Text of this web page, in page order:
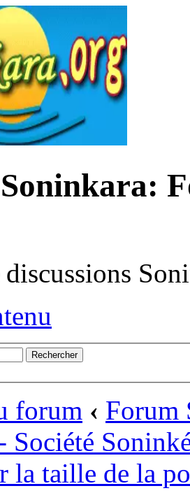
forum ‹ Forum
Société
la taille de la